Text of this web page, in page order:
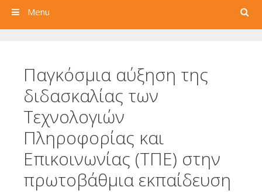
Search
Menu
Παγκόσμια αύξηση της
διδασκαλίας των
Τεχνολογιών
Πληροφορίας και
Επικοινωνίας (ΤΠΕ) στην
πρωτοβάθμια εκπαίδευση